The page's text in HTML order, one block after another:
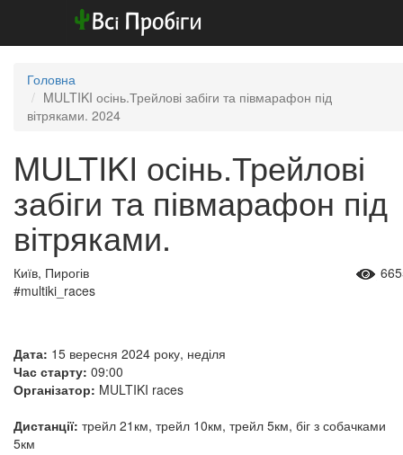
Головна
MULTIKI осінь.Трейлові забіги та півмарафон під
вітряками. 2024
MULTIKI осінь.Трейлові
забіги та півмарафон під
вітряками.
Київ, Пирогів
#multiki_races
Дата: 15 вересня 2024 року, неділя
Час старту: 09:00
Організатор: MULTIKI races
Дистанції: трейл 21км, трейл 10км, трейл 5км, біг з собачками
5км